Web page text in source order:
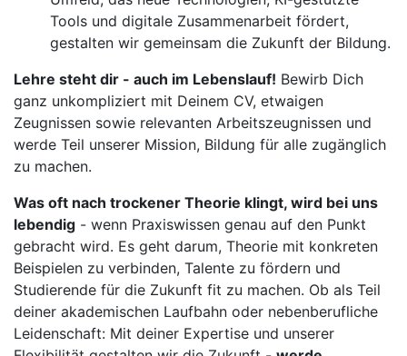
Tools und digitale Zusammenarbeit fördert,
gestalten wir gemeinsam die Zukunft der Bildung.
Lehre steht dir - auch im Lebenslauf! Bewirb Dich
ganz unkompliziert mit Deinem CV, etwaigen
Zeugnissen sowie relevanten Arbeitszeugnissen und
werde Teil unserer Mission, Bildung für alle zugänglich
zu machen.
Was oft nach trockener Theorie klingt, wird bei uns
lebendig - wenn Praxiswissen genau auf den Punkt
gebracht wird. Es geht darum, Theorie mit konkreten
Beispielen zu verbinden, Talente zu fördern und
Studierende für die Zukunft fit zu machen. Ob als Teil
deiner akademischen Laufbahn oder nebenberufliche
Leidenschaft: Mit deiner Expertise und unserer